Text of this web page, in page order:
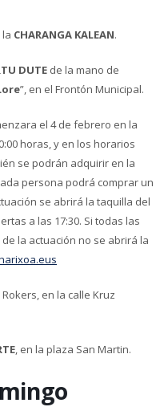
CHARANGA KALEAN.
DUTE de la mano de
”, en el Frontón Municipal.
el 4 de febrero en la
horas, y en los horarios
se podrán adquirir en la
persona podrá comprar un
se abrirá la taquilla del
a las 17:30. Si todas las
la actuación no se abrirá la
Rokers, en la calle Kruz
, en la plaza San Martin.